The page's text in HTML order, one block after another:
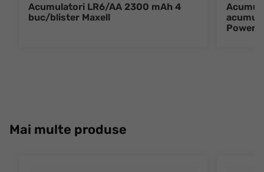
Acumulatori LR6/AA 2300 mAh 4
buc/blister Maxell
Power
Mai multe produse